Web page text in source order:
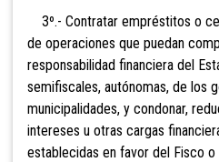
3º.- Contratar empréstitos o
de operaciones que puedan
responsabilidad financiera del
semifiscales, autónomas, de los
municipalidades, y condonar,
intereses u otras cargas
establecidas en favor del Fisco